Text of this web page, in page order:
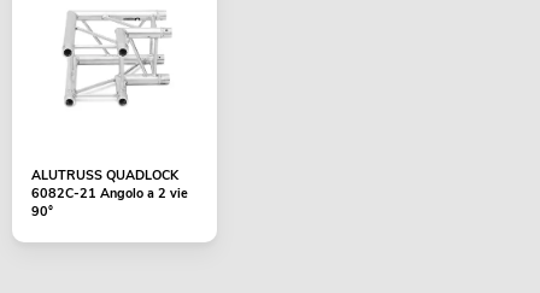
ALUTRUSS QUADLOCK
6082C-21 Angolo a 2 vie
90°